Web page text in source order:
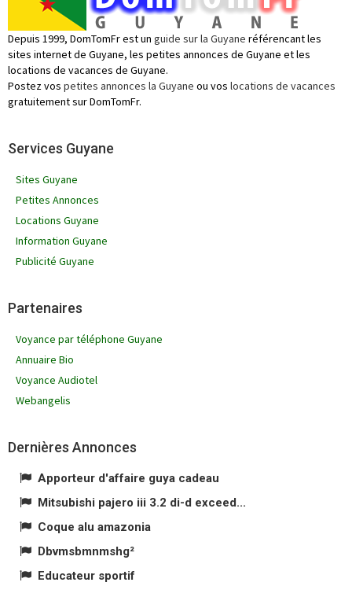
Depuis 1999, DomTomFr est un guide sur la Guyane référencant les
sites internet de Guyane, les petites annonces de Guyane et les
locations de vacances de Guyane.
Postez vos petites annonces la Guyane ou vos locations de vacances
gratuitement sur DomTomFr.
Services Guyane
Sites Guyane
Petites Annonces
Locations Guyane
Information Guyane
Publicité Guyane
Partenaires
Voyance par téléphone Guyane
Annuaire Bio
Voyance Audiotel
Webangelis
Dernières Annonces
Apporteur d'affaire guya cadeau
Mitsubishi pajero iii 3.2 di-d exceed...
Coque alu amazonia
Dbvmsbmnmshg²
Educateur sportif